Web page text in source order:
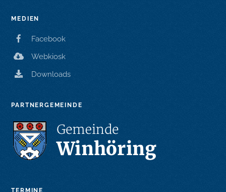
MEDIEN
Facebook
Webkiosk
Downloads
PARTNERGEMEINDE
TERMINE